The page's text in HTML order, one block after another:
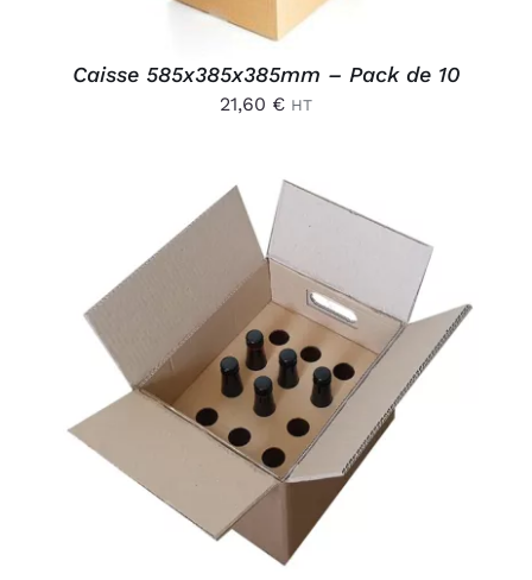
Caisse 585x385x385mm – Pack de 10
21,60 € HT
AJOUTER AU PANIER
DÉTAILS